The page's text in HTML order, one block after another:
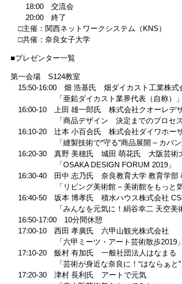
18:00 交流会
20:00 終了
□主催：関西ネットワークシステム（KNS）
□共催：奈良女子大学
■プレゼンター一覧
第一会場 S124教室
15:50-16:00 畑 浩基氏 畑ダイカスト工業株式
「亜鉛ダイカスト業界代表（自称）」
16:00-10 上田 雄一郎氏 株式会社クオーレデ
「商品デザイン 決定までのプロセス –
16:10-20 辻本 小百合氏 株式会社ダイワホー
「縫製技術で“守る”商品展開 – カバンか
16:20-30 真野 美穂氏 城田 萌花氏 大阪芸術
「OSAKA DESIGN FORUM 2019」
16:30-40 田中 志乃氏 奈良教育大学 教育学部
「リビング美術館 – 美術館をもっと気
16:40-50 坂本 博孝氏 積水ハウス株式会社
「みんなを元気に！絹谷幸二 天空美術
16:50-17:00 10分間休憩
17:00-10 西田 孝廣氏 六甲山観光株式会社
「六甲ミーツ・アート芸術散歩2019」
17:10-20 飯村 有加氏 一般社団法人はなまる
「芸術が身近な奈良に！“はならぁと”と
17:20-30 津村 長利氏 アートで元気